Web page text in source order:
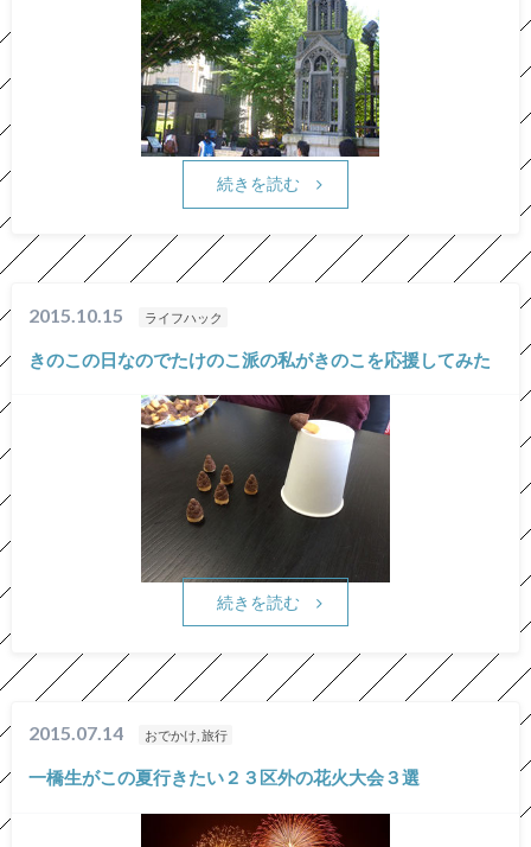
続きを読む
2015.10.15 ライフハック
きのこの日なのでたけのこ派の私がきのこを応援してみた
続きを読む
2015.07.14 おでかけ, 旅行
一橋生がこの夏行きたい２３区外の花火大会３選